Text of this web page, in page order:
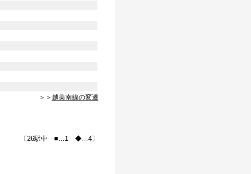
＞＞ 越美南線の変遷
〔26駅中 ■…1 ◆…4〕